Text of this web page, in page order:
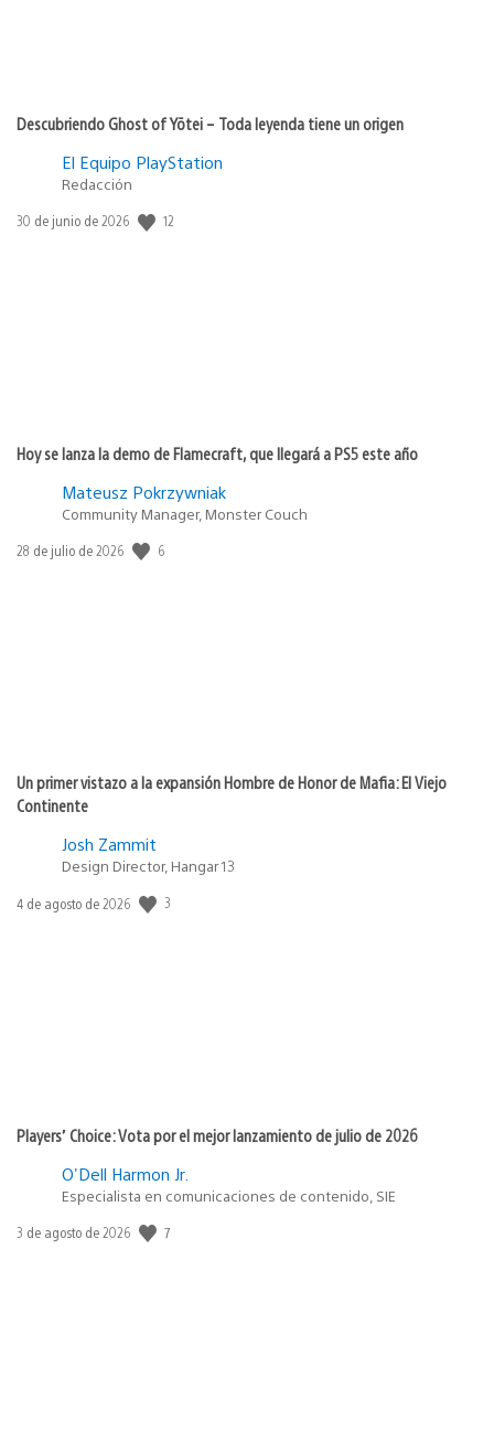
Descubriendo Ghost of Yōtei – Toda leyenda tiene un origen
El Equipo PlayStation
Redacción
Fecha
30 de junio de 2026 12
Hoy se lanza la demo de Flamecraft, que llegará a PS5 este año
Mateusz Pokrzywniak
Community Manager, Monster Couch
Fecha
28 de julio de 2026 6
Un primer vistazo a la expansión Hombre de Honor de Mafia: El Viejo
Continente
Josh Zammit
Design Director, Hangar 13
Fecha
4 de agosto de 2026 3
Players’ Choice: Vota por el mejor lanzamiento de julio de 2026
O'Dell Harmon Jr.
Especialista en comunicaciones de contenido, SIE
Fecha
3 de agosto de 2026 7